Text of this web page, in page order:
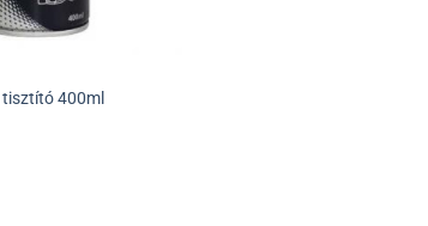
400ml